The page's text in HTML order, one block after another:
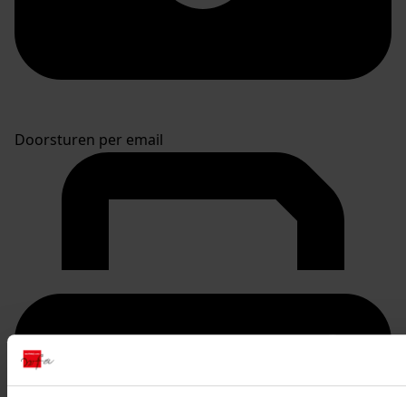
Doorsturen per email